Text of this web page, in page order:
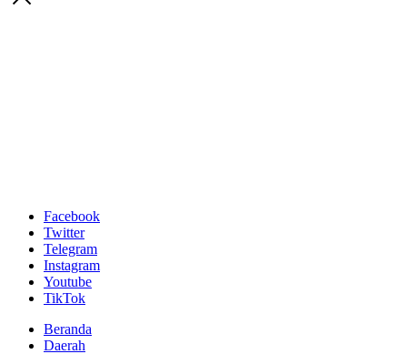
Facebook
Twitter
Telegram
Instagram
Youtube
TikTok
Beranda
Daerah